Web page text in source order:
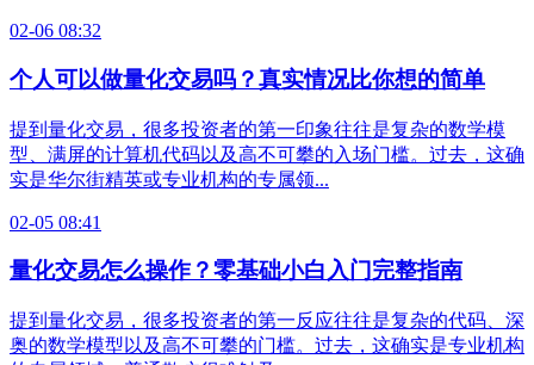
02-06 08:32
个人可以做量化交易吗？真实情况比你想的简单
提到量化交易，很多投资者的第一印象往往是复杂的数学模
型、满屏的计算机代码以及高不可攀的入场门槛。过去，这确
实是华尔街精英或专业机构的专属领...
02-05 08:41
量化交易怎么操作？零基础小白入门完整指南
提到量化交易，很多投资者的第一反应往往是复杂的代码、深
奥的数学模型以及高不可攀的门槛。过去，这确实是专业机构